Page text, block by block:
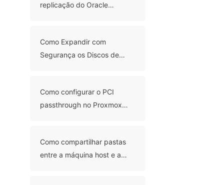
replicação do Oracle
Como Expandir com
Segurança os Discos de
Como configurar o PCI
passthrough no Proxmox
Como compartilhar pastas
entre a máquina host e a